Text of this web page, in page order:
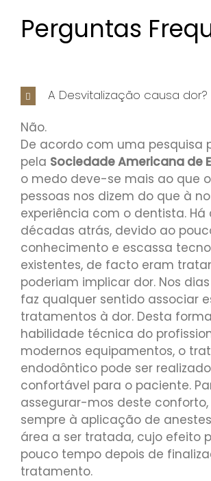
Perguntas
A Desvitalização causa dor?
Não.
De acordo com uma pesquisa
pela Sociedade Americana de
o medo deve-se mais ao que
pessoas nos dizem do que à
experiência com o dentista. Há
décadas atrás, devido ao
conhecimento e escassa
existentes, de facto eram
poderiam implicar dor. Nos
faz qualquer sentido associar
tratamentos à dor. Desta
habilidade técnica do
modernos equipamentos, o
endodôntico pode ser
confortável para o paciente.
assegurar-mos deste
sempre à aplicação de
área a ser tratada, cujo efeito
pouco tempo depois de
tratamento.